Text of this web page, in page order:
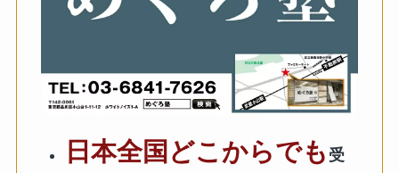
日本全国どこからでも 受